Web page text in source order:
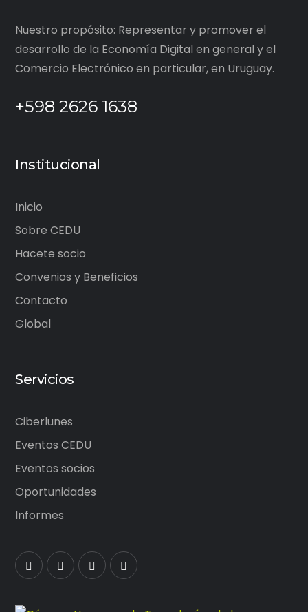
Nuestro propósito: Representar y promover el
desarrollo de la Economía Digital en general y el
Comercio Electrónico en particular, en Uruguay.
+598 2626 1638
Institucional
Inicio
Sobre CEDU
Hacete socio
Convenios y Beneficios
Contacto
Global
Servicios
Ciberlunes
Eventos CEDU
Eventos socios
Oportunidades
Informes